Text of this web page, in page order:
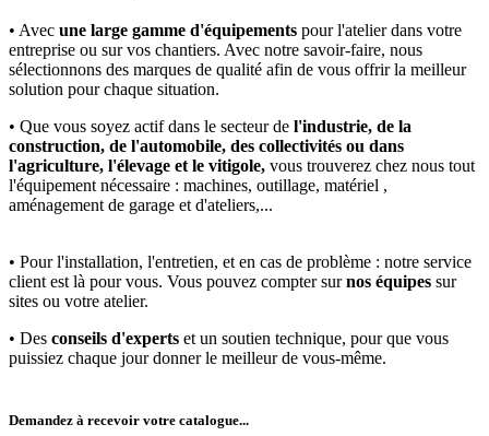
• Avec une large gamme d'équipements pour l'atelier dans votre
entreprise ou sur vos chantiers. Avec notre savoir-faire, nous
sélectionnons des marques de qualité afin de vous offrir la meilleur
solution pour chaque situation.
• Que vous soyez actif dans le secteur de l'industrie, de la
construction, de l'automobile, des collectivités ou dans
l'agriculture, l'élevage et le vitigole, vous trouverez chez nous tout
l'équipement nécessaire : machines, outillage, matériel ,
aménagement de garage et d'ateliers,...
• Pour l'installation, l'entretien, et en cas de problème : notre service
client est là pour vous. Vous pouvez compter surnos équipes sur
sites ou votre atelier.
• Des conseils d'experts et un soutien technique, pour que vous
puissiez chaque jour donner le meilleur de vous-même.
Demandez à recevoir votre catalogue...